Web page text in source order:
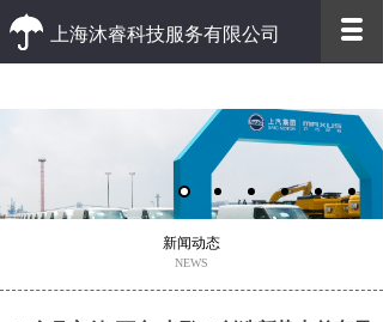
上海沐睿科技服务有限公司
优质的客户服务 高效的办事效率
新闻动态
NEWS